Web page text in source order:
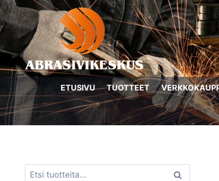
Siirry
sisältöön
ETUSIVU TUOTTEET
Etsi: Haku